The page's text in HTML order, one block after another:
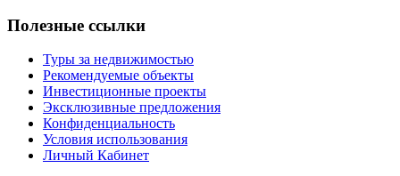
Полезные ссылки
Туры за недвижимостью
Рекомендуемые объекты
Инвестиционные проекты
Эксклюзивные предложения
Конфиденциальность
Условия использования
Личный Кабинет